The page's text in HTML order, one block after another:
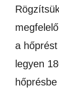
a
legyen